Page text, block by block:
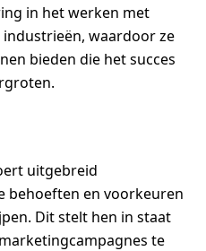
in het werken met
waardoor ze
bieden die het succes
uitgebreid
behoeften en voorkeuren
Dit stelt hen in staat
te